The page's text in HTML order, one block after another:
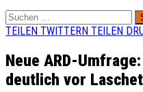
Suchen
nach:
TEILEN TWITTERN TEILEN
Neue ARD-
deutlich vor Laschet